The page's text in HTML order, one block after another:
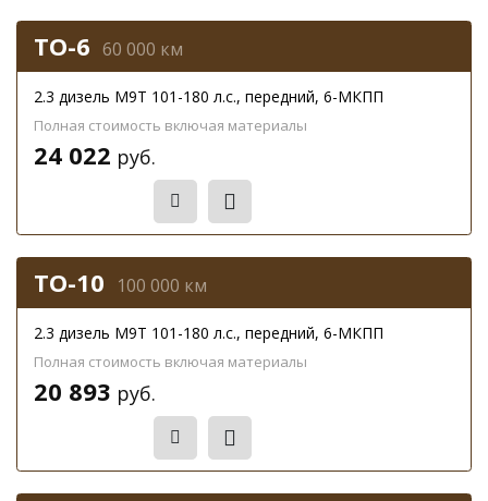
ТО-6 60 000 км
2.3 дизель M9T 101-180 л.с., передний, 6-МКПП
Полная стоимость включая материалы
24 022 руб.
ТО-10 100 000 км
2.3 дизель M9T 101-180 л.с., передний, 6-МКПП
Полная стоимость включая материалы
20 893 руб.